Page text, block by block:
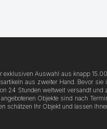
exklusiven Auswahl aus knapp
aus zweiter Hand. Bevor
24 Stunden weltweit versandt
Objekte sind nach
schätzen Ihr Objekt und lassen